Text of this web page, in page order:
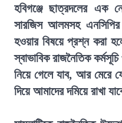
হবিগঞ্জে ছাত্রদলের এক
সারজিস আলমসহ
হওয়ার বিষয়ে প্রশ্ন করা
স্বাভাবিক রাজনৈতিক
নিয়ে গেলে যাব, আর মেরে
দিয়ে আমাদের দমিয়ে রাখা